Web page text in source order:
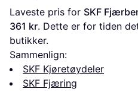
Laveste pris for SKF
361 kr. Dette er for tiden
butikker.
Sammenlign:
SKF Kjøretøydeler
SKF Fjæring